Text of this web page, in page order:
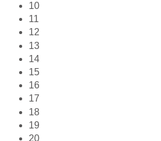
10
11
12
13
14
15
16
17
18
19
20